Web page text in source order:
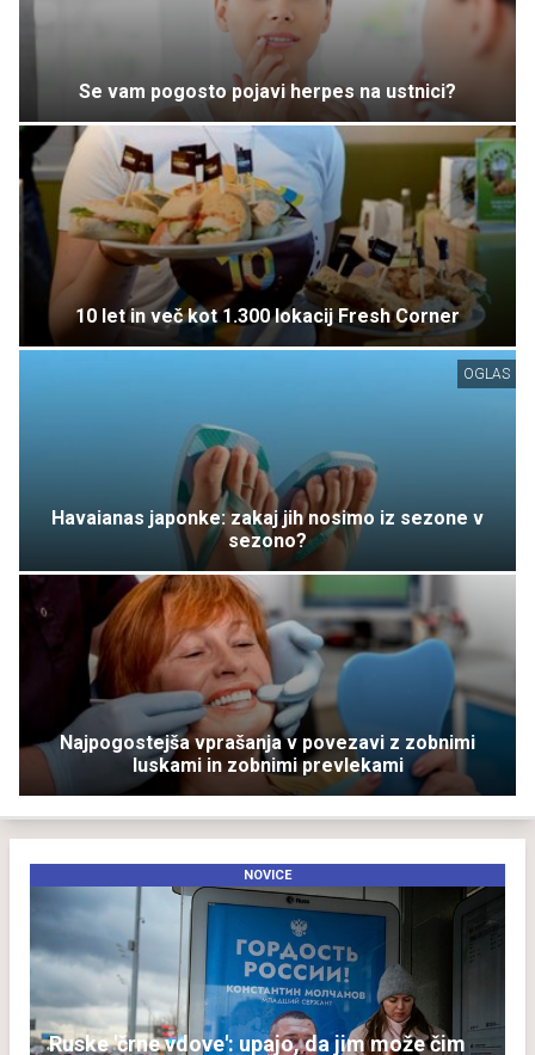
Se vam pogosto pojavi herpes na ustnici?
10 let in več kot 1.300 lokacij Fresh Corner
OGLAS
Havaianas japonke: zakaj jih nosimo iz sezone v
sezono?
Najpogostejša vprašanja v povezavi z zobnimi
luskami in zobnimi prevlekami
NOVICE
Ruske 'črne vdove': upajo, da jim može čim